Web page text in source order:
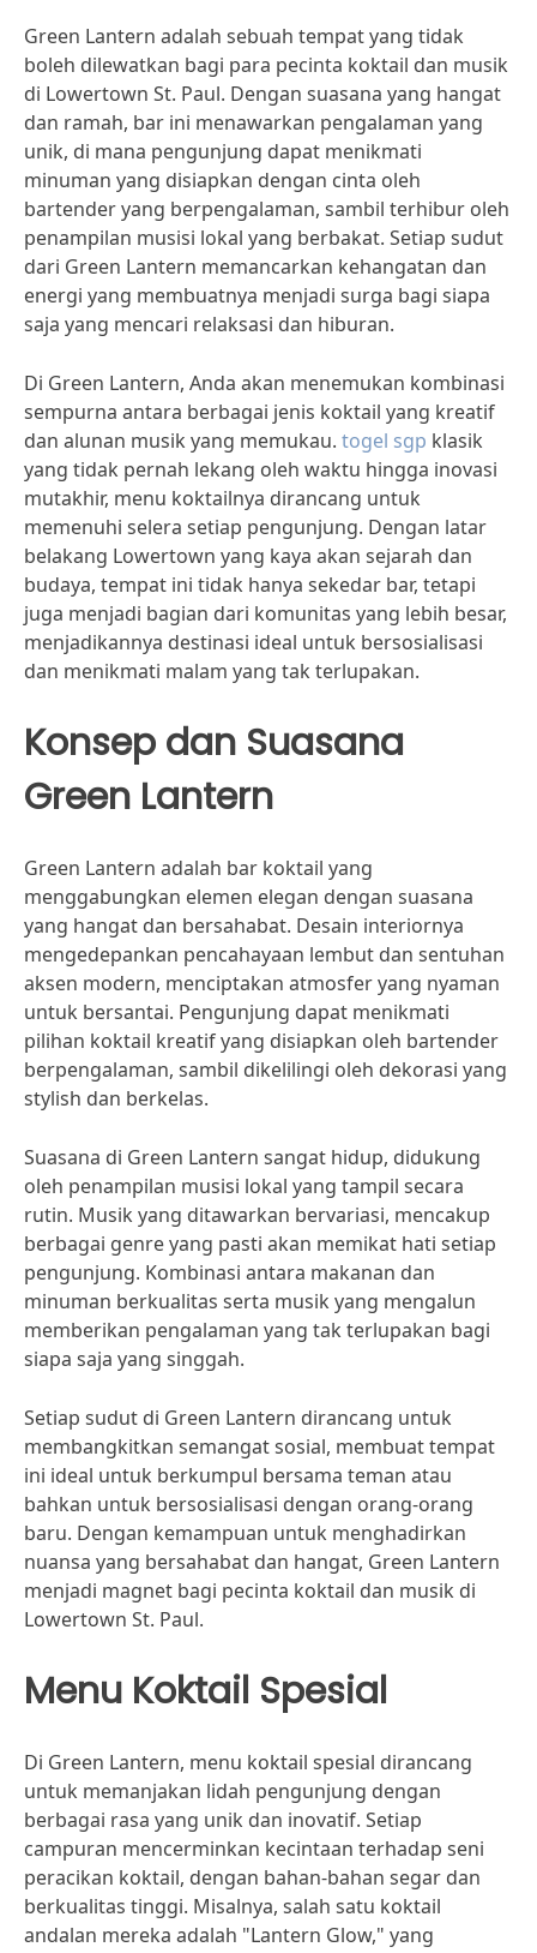
Green Lantern adalah sebuah tempat yang tidak
boleh dilewatkan bagi para pecinta koktail dan musik
di Lowertown St. Paul. Dengan suasana yang hangat
dan ramah, bar ini menawarkan pengalaman yang
unik, di mana pengunjung dapat menikmati
minuman yang disiapkan dengan cinta oleh
bartender yang berpengalaman, sambil terhibur oleh
penampilan musisi lokal yang berbakat. Setiap sudut
dari Green Lantern memancarkan kehangatan dan
energi yang membuatnya menjadi surga bagi siapa
saja yang mencari relaksasi dan hiburan.
Di Green Lantern, Anda akan menemukan kombinasi
sempurna antara berbagai jenis koktail yang kreatif
dan alunan musik yang memukau. togel sgp klasik
yang tidak pernah lekang oleh waktu hingga inovasi
mutakhir, menu koktailnya dirancang untuk
memenuhi selera setiap pengunjung. Dengan latar
belakang Lowertown yang kaya akan sejarah dan
budaya, tempat ini tidak hanya sekedar bar, tetapi
juga menjadi bagian dari komunitas yang lebih besar,
menjadikannya destinasi ideal untuk bersosialisasi
dan menikmati malam yang tak terlupakan.
Konsep dan Suasana
Green Lantern
Green Lantern adalah bar koktail yang
menggabungkan elemen elegan dengan suasana
yang hangat dan bersahabat. Desain interiornya
mengedepankan pencahayaan lembut dan sentuhan
aksen modern, menciptakan atmosfer yang nyaman
untuk bersantai. Pengunjung dapat menikmati
pilihan koktail kreatif yang disiapkan oleh bartender
berpengalaman, sambil dikelilingi oleh dekorasi yang
stylish dan berkelas.
Suasana di Green Lantern sangat hidup, didukung
oleh penampilan musisi lokal yang tampil secara
rutin. Musik yang ditawarkan bervariasi, mencakup
berbagai genre yang pasti akan memikat hati setiap
pengunjung. Kombinasi antara makanan dan
minuman berkualitas serta musik yang mengalun
memberikan pengalaman yang tak terlupakan bagi
siapa saja yang singgah.
Setiap sudut di Green Lantern dirancang untuk
membangkitkan semangat sosial, membuat tempat
ini ideal untuk berkumpul bersama teman atau
bahkan untuk bersosialisasi dengan orang-orang
baru. Dengan kemampuan untuk menghadirkan
nuansa yang bersahabat dan hangat, Green Lantern
menjadi magnet bagi pecinta koktail dan musik di
Lowertown St. Paul.
Menu Koktail Spesial
Di Green Lantern, menu koktail spesial dirancang
untuk memanjakan lidah pengunjung dengan
berbagai rasa yang unik dan inovatif. Setiap
campuran mencerminkan kecintaan terhadap seni
peracikan koktail, dengan bahan-bahan segar dan
berkualitas tinggi. Misalnya, salah satu koktail
andalan mereka adalah "Lantern Glow," yang